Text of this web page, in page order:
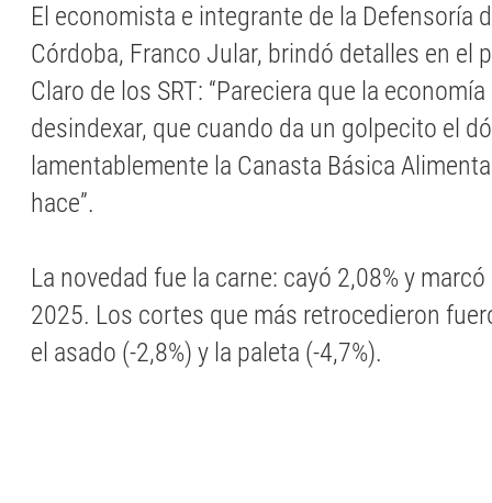
El economista e integrante de la Defensoría
Córdoba, Franco Jular, brindó detalles en el
Claro de los SRT: “Pareciera que la
desindexar, que cuando da un golpecito el
lamentablemente la Canasta Básica
hace”.
La novedad fue la carne: cayó 2,08% y
2025. Los cortes que más retrocedieron
el asado (-2,8%) y la paleta (-4,7%).